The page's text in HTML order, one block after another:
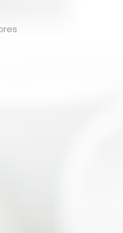
no carrinho.